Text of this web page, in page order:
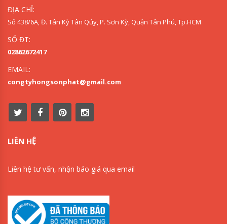
ĐỊA CHỈ:
Số 438/6A, Đ. Tân Kỳ Tân Qúy, P. Sơn Kỳ, Quận Tân Phú, Tp.HCM
SỐ ĐT:
02862672417
EMAIL:
congtyhongsonphat@gmail.com
LIÊN HỆ
Liên hệ tư vấn, nhận báo giá qua email